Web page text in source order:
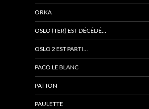
ORKA
OSLO (TER) EST DÉCÉDÉ…
OSLO 2 EST PARTI…
PACO LE BLANC
PATTON
PAULETTE